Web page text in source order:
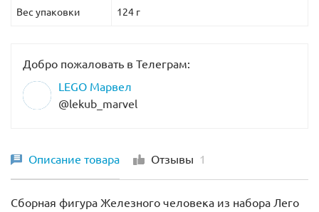
Вес упаковки 124 г
Добро пожаловать в Телеграм:
LEGO Марвел
@lekub_marvel
Описание товара Отзывы 1
Сборная фигура Железного человека из набора Лего